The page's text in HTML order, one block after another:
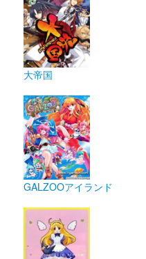
大帝国
GALZOOアイランド